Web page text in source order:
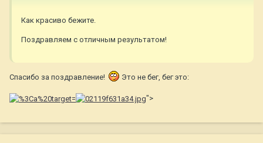
Как красиво бежите.
Поздравляем с отличным результатом!
Спасибо за поздравление! Это не бег, бег это:
">